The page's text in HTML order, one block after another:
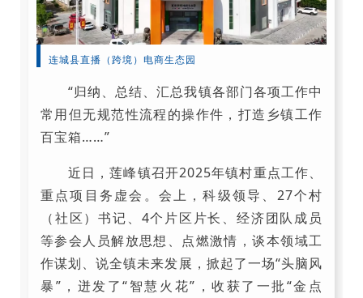
连城县直播（跨境）电商生态园
“归纳、总结、汇总我镇各部门各项工作中
常用但无规范性流程的操作件，打造乡镇工作
百宝箱……”
近日，莲峰镇召开2025年镇村重点工作、
重点项目务虚会。会上，科级领导、27个村
（社区）书记、4个片区片长、经济团队成员
等参会人员解放思想、点燃激情，谈本领域工
作谋划、说全镇未来发展，掀起了一场“头脑风
暴”，迸发了“智慧火花”，收获了一批“金点